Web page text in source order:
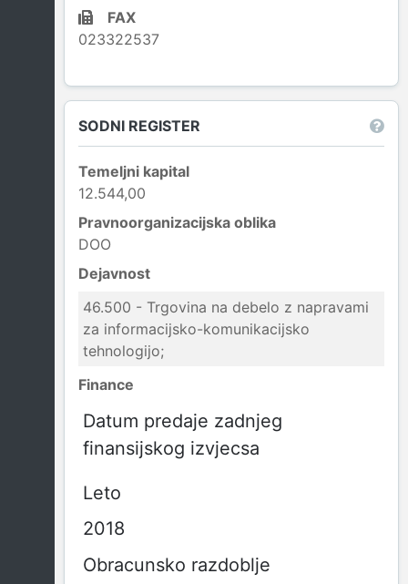
FAX
023322537
SODNI REGISTER
Temeljni kapital
12.544,00
Pravnoorganizacijska oblika
DOO
Dejavnost
46.500 - Trgovina na debelo z napravami
za informacijsko-komunikacijsko
tehnologijo;
Finance
Datum predaje zadnjeg
finansijskog izvjecsa
Leto
2018
Obracunsko razdoblje